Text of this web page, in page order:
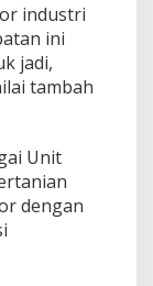
industri
ini
jadi,
tambah
Unit
dengan